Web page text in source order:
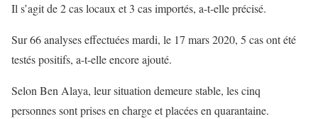
Il s’agit de 2 cas locaux et 3 cas importés, a-t-elle précisé.
Sur 66 analyses effectuées mardi, le 17 mars 2020, 5 cas ont été
testés positifs, a-t-elle encore ajouté.
Selon Ben Alaya, leur situation demeure stable, les cinq
personnes sont prises en charge et placées en quarantaine.